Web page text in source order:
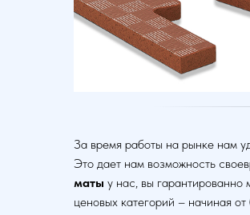
За время работы на рынке нам
Это дает нам возможность
маты у нас, вы гарантированно
ценовых категорий – начиная